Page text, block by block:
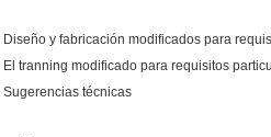
Diseño y fabricación modificados para
El tranning modificado para requisitos
Sugerencias técnicas